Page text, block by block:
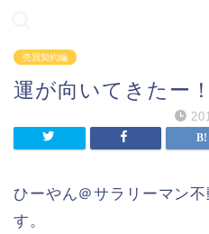
売買契約編
運が向いてきたー！
ひーやん＠サラリーマン
す。